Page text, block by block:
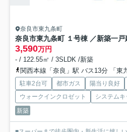
奈良市東九条町
奈良市東九条町 １号棟 ／新築一戸
3,590万円
- / 122.55㎡ / 3SLDK /新築
関西本線「奈良」駅 バス13分 「東
駐車2台可 都市ガス 陽当り良好
ウォークインクロゼット
システムキ
新築